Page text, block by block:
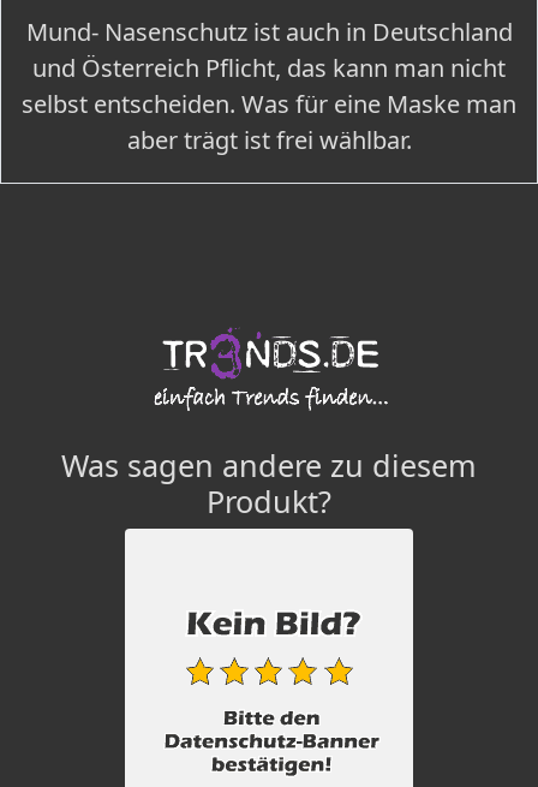
Mund- Nasenschutz ist auch in Deutschland
und Österreich Pflicht, das kann man nicht
selbst entscheiden. Was für eine Maske man
aber trägt ist frei wählbar.
Was sagen andere zu diesem
Produkt?